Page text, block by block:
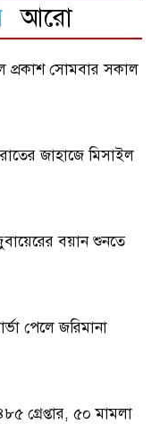
আরো
প্রকাশ সোমবার সকাল
জাহাজে মিসাইল
বয়ান শুনতে
পেলে জরিমানা
গ্রেপ্তার, ৫০ মামলা